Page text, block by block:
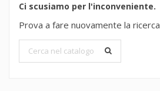
Ci scusiamo per l'inconveniente.
Prova a fare nuovamente la ricerca